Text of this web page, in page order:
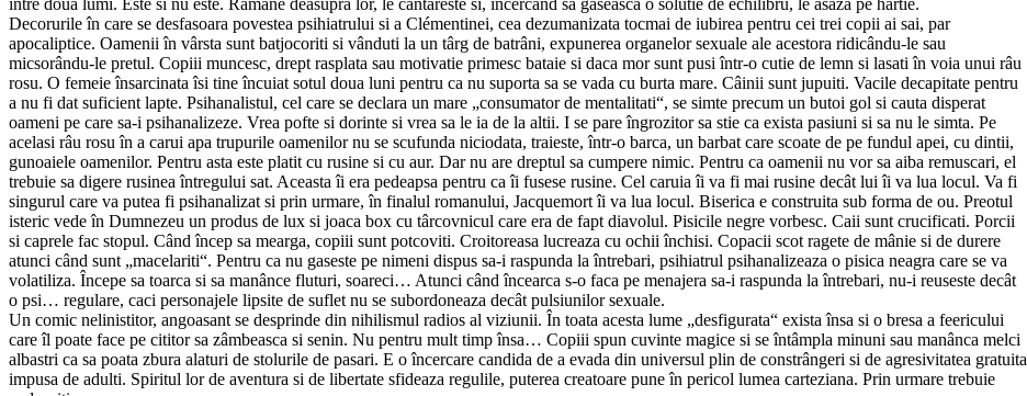
Decorurile în care se desfasoara povestea psihiatrului si a Clémentinei, cea dezumanizata tocmai de iubirea pentru cei trei copii ai sai, par
apocaliptice. Oamenii în vârsta sunt batjocoriti si vânduti la un târg de batrâni, expunerea organelor sexuale ale acestora ridicându-le sau
micsorându-le pretul. Copiii muncesc, drept rasplata sau motivatie primesc bataie si daca mor sunt pusi într-o cutie de lemn si lasati în voia unui râu
rosu. O femeie însarcinata îsi tine încuiat sotul doua luni pentru ca nu suporta sa se vada cu burta mare. Câinii sunt jupuiti. Vacile decapitate pentru
a nu fi dat suficient lapte. Psihanalistul, cel care se declara un mare „consumator de mentalitati“, se simte precum un butoi gol si cauta disperat
oameni pe care sa-i psihanalizeze. Vrea pofte si dorinte si vrea sa le ia de la altii. I se pare îngrozitor sa stie ca exista pasiuni si sa nu le simta. Pe
acelasi râu rosu în a carui apa trupurile oamenilor nu se scufunda niciodata, traieste, într-o barca, un barbat care scoate de pe fundul apei, cu dintii,
gunoaiele oamenilor. Pentru asta este platit cu rusine si cu aur. Dar nu are dreptul sa cumpere nimic. Pentru ca oamenii nu vor sa aiba remuscari, el
trebuie sa digere rusinea întregului sat. Aceasta îi era pedeapsa pentru ca îi fusese rusine. Cel caruia îi va fi mai rusine decât lui îi va lua locul. Va fi
singurul care va putea fi psihanalizat si prin urmare, în finalul romanului, Jacquemort îi va lua locul. Biserica e construita sub forma de ou. Preotul
isteric vede în Dumnezeu un produs de lux si joaca box cu târcovnicul care era de fapt diavolul. Pisicile negre vorbesc. Caii sunt crucificati. Porcii
si caprele fac stopul. Când încep sa mearga, copiii sunt potcoviti. Croitoreasa lucreaza cu ochii închisi. Copacii scot ragete de mânie si de durere
atunci când sunt „macelariti“. Pentru ca nu gaseste pe nimeni dispus sa-i raspunda la întrebari, psihiatrul psihanalizeaza o pisica neagra care se va
volatiliza. Începe sa toarca si sa manânce fluturi, soareci… Atunci când încearca s-o faca pe menajera sa-i raspunda la întrebari, nu-i reuseste decât
o psi… regulare, caci personajele lipsite de suflet nu se subordoneaza decât pulsiunilor sexuale.
Un comic nelinistitor, angoasant se desprinde din nihilismul radios al viziunii. În toata acesta lume „desfigurata“ exista însa si o bresa a feericului
care îl poate face pe cititor sa zâmbeasca si senin. Nu pentru mult timp însa… Copiii spun cuvinte magice si se întâmpla minuni sau manânca melci
albastri ca sa poata zbura alaturi de stolurile de pasari. E o încercare candida de a evada din universul plin de constrângeri si de agresivitatea gratuita
impusa de adulti. Spiritul lor de aventura si de libertate sfideaza regulile, puterea creatoare pune în pericol lumea carteziana. Prin urmare trebuie